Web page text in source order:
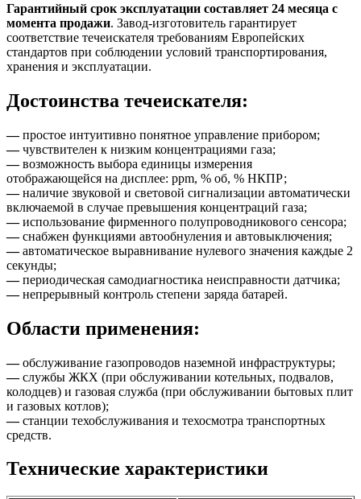
Гарантийный срок эксплуатации составляет 24 месяца с
момента продажи. Завод-изготовитель гарантирует
соответствие течеискателя требованиям Европейских
стандартов при соблюдении условий транспортирования,
хранения и эксплуатации.
Достоинства течеискателя:
—простое интуитивно понятное управление прибором;
—чувствителен к низким концентрациями газа;
—возможность выбора единицы измерения
отображающейся на дисплее: ppm, % об, % НКПР;
—наличие звуковой и световой сигнализации автоматически
включаемой в случае превышения концентраций газа;
—использование фирменного полупроводникового сенсора;
—снабжен функциями автообнуления и автовыключения;
—автоматическое выравнивание нулевого значения каждые 2
секунды;
—периодическая самодиагностика неисправности датчика;
—непрерывный контроль степени заряда батарей.
Области применения:
—обслуживание газопроводов наземной инфраструктуры;
—службы ЖКХ (при обслуживании котельных, подвалов,
колодцев) и газовая служба (при обслуживании бытовых плит
и газовых котлов);
—станции техобслуживания и техосмотра транспортных
средств.
Технические характеристики